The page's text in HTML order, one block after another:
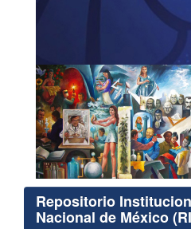
Repositorio
Nacional de México